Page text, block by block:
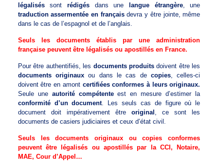
légaliséssontrédigés dans une langue étrangère, une
traduction assermentée en françaisdevra y être jointe, même
dans le cas de l’espagnol et de l’anglais.
Seuls les documents établis par une administration
française peuvent être légalisés ou apostillés en France.
Pour être authentifiés, les documents produitsdoivent être les
documents originaux ou dans le cas de copies, celles-ci
doivent être en amont certifiées conformes à leurs originaux.
Seule une autorité compétenteest en mesure d’estimer la
conformité d’un document. Les seuls cas de figure où le
document doit impérativement êtreoriginal
, ce sont les
documents de casiers judiciaires et ceux d’état civil.
Seuls les documents originaux ou copies conformes
peuvent être légalisés ou apostillés par la CCI, Notaire,
MAE, Cour d’Appel…